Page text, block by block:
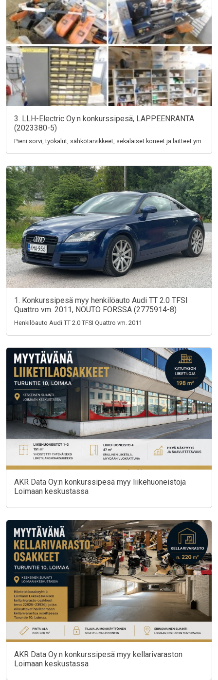
3. LLH-Electric Oy:n konkurssipesä, LAPPEENRANTA
(2023380-5)
Pieni sorvi, työkalut, sähkötarvikkeet, sekalaiset koneet ja laitteet ym.
1. Konkurssipesä myy henkilöauto Audi TT 2.0 TFSI
Quattro vm. 2011, NOUTO FORSSA (2775914-8)
Henkilöauto Audi TT 2.0 TFSI Quattro vm. 2011
AKR Data Oy:n konkurssipesä myy liikehuoneistoja
Loimaan keskustassa
AKR Data Oy:n konkurssipesä myy kellarivaraston
Loimaan keskustassa